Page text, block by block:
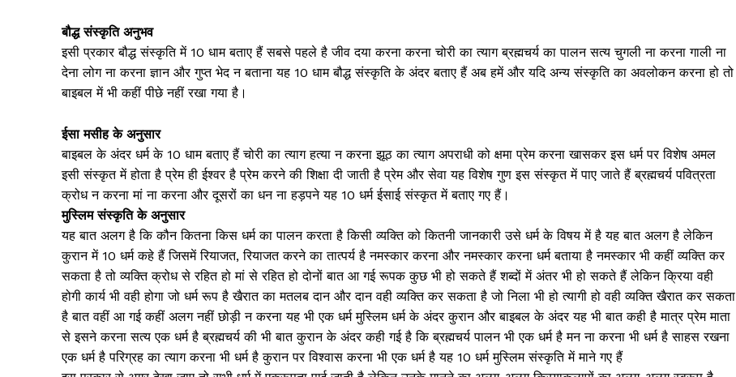
बौद्ध संस्कृति अनुभव
इसी प्रकार बौद्ध संस्कृति में 10 धाम बताए हैं सबसे पहले है जीव दया करना करना चोरी का त्याग ब्रह्मचर्य का पालन सत्य चुगली ना करना गाली ना
देना लोग ना करना ज्ञान और गुप्त भेद न बताना यह 10 धाम बौद्ध संस्कृति के अंदर बताए हैं अब हमें और यदि अन्य संस्कृति का अवलोकन करना हो तो
बाइबल में भी कहीं पीछे नहीं रखा गया है।
ईसा मसीह के अनुसार
बाइबल के अंदर धर्म के 10 धाम बताए हैं चोरी का त्याग हत्या न करना झूठ का त्याग अपराधी को क्षमा प्रेम करना खासकर इस धर्म पर विशेष अमल
इसी संस्कृत में होता है प्रेम ही ईश्वर है प्रेम करने की शिक्षा दी जाती है प्रेम और सेवा यह विशेष गुण इस संस्कृत में पाए जाते हैं ब्रह्मचर्य पवित्रता
क्रोध न करना मां ना करना और दूसरों का धन ना हड़पने यह 10 धर्म ईसाई संस्कृत में बताए गए हैं।
मुस्लिम संस्कृति के अनुसार
यह बात अलग है कि कौन कितना किस धर्म का पालन करता है किसी व्यक्ति को कितनी जानकारी उसे धर्म के विषय में है यह बात अलग है लेकिन
कुरान में 10 धर्म कहे हैं जिसमें रियाजत, रियाजत करने का तात्पर्य है नमस्कार करना और नमस्कार करना धर्म बताया है नमस्कार भी कहीं व्यक्ति कर
सकता है तो व्यक्ति क्रोध से रहित हो मां से रहित हो दोनों बात आ गई रूपक कुछ भी हो सकते हैं शब्दों में अंतर भी हो सकते हैं लेकिन क्रिया वही
होगी कार्य भी वही होगा जो धर्म रूप है खैरात का मतलब दान और दान वही व्यक्ति कर सकता है जो निला भी हो त्यागी हो वही व्यक्ति खैरात कर सकता
है बात वहीं आ गई कहीं अलग नहीं छोड़ी न करना यह भी एक धर्म मुस्लिम धर्म के अंदर कुरान और बाइबल के अंदर यह भी बात कही है मात्र प्रेम माता
से इसने करना सत्य एक धर्म है ब्रह्मचर्य की भी बात कुरान के अंदर कही गई है कि ब्रह्मचर्य पालन भी एक धर्म है मन ना करना भी धर्म है साहस रखना
एक धर्म है परिग्रह का त्याग करना भी धर्म है कुरान पर विश्वास करना भी एक धर्म है यह 10 धर्म मुस्लिम संस्कृति में माने गए हैं